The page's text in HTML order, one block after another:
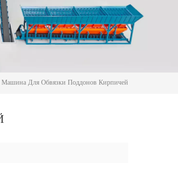
Машина Для Обвязки Поддонов Кирпичей